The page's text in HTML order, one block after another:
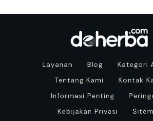
Layanan Blog
Kategori
Tentang Kami
Kontak
Informasi Penting
Kebijakan Privasi